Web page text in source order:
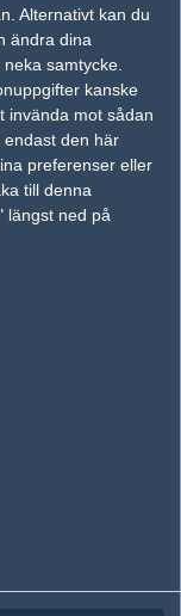
Alternativt kan du
ändra dina
samtycke.
kanske
invända mot sådan
endast den här
preferenser eller
till denna
längst ned på